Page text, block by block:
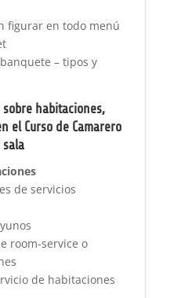
figurar en todo menú
– tipos y
habitaciones,
el Curso de Camarero
sala
de servicios
room-service o
de habitaciones